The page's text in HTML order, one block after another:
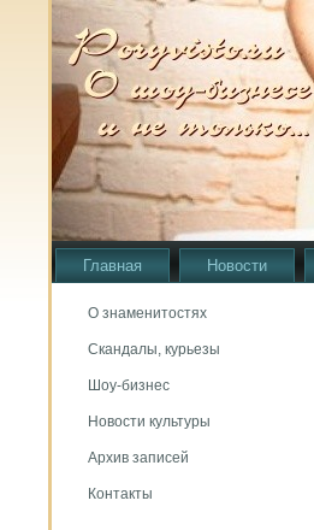
Главная Новости
О знаменитостях
Скандалы, курьезы
Шоу-бизнес
Новости культуры
Архив записей
Контакты